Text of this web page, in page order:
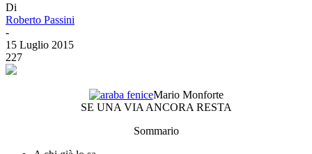
Di
Roberto Passini
-
15 Luglio 2015
227
Mario Monforte
SE UNA VIA ANCORA RESTA
Sommario